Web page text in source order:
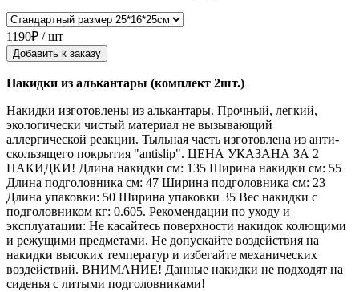
1190₽ / шт
Добавить к заказу
Накидки из алькантары (комплект 2шт.)
Накидки изготовлены из алькантары. Прочный, легкий,
экологически чистый материал не вызывающий
аллергической реакции. Тыльная часть изготовлена из анти-
скользящего покрытия "antislip". ЦЕНА УКАЗАНА ЗА 2
НАКИДКИ! Длина накидки см: 135 Ширина накидки см: 55
Длина подголовника см: 47 Ширина подголовника см: 23
Длина упаковки: 50 Ширина упаковки 35 Вес накидки с
подголовником кг: 0.605. Рекомендации по уходу и
эксплуатации: Не касайтесь поверхности накидок колющими
и режущими предметами. Не допускайте воздействия на
накидки высоких температур и избегайте механических
воздействий. ВНИМАНИЕ! Данные накидки не подходят на
сиденья с литыми подголовниками!